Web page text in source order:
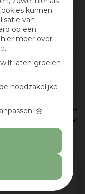
kunnen
van
op een
meer over
.
wilt laten groeien
noodzakelijke
🌼
cadeaubon